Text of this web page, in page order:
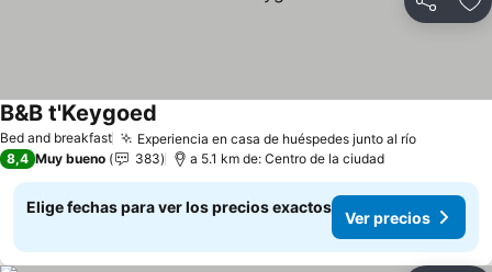
Compartir
Bed and breakfast Experiencia en casa de huéspedes junto al río
B&B t'Keygoed
8,4 Muy bueno 383 a 5.1 km de: Centro de la ciudad
Elige fechas para ver los precios exactos
Ver precios